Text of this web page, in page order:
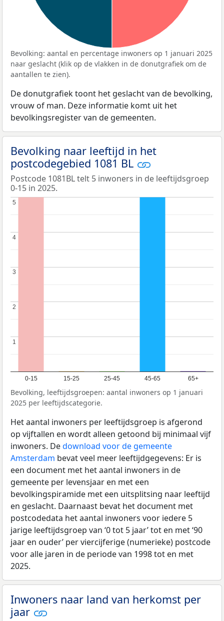
Bevolking: aantal en percentage inwoners op 1 januari 2025
naar geslacht (klik op de vlakken in de donutgrafiek om de
aantallen te zien).
De donutgrafiek toont het geslacht van de bevolking,
vrouw of man. Deze informatie komt uit het
bevolkingsregister van de gemeenten.
Bevolking naar leeftijd in het
postcodegebied 1081 BL
Postcode 1081BL telt 5 inwoners in de leeftijdsgroep
0-15 in 2025.
0-15 15-25 25-45 45-65 65+
1
1
2
2
3
3
4
4
5
5
Bevolking, leeftijdsgroepen: aantal inwoners op 1 januari
2025 per leeftijdscategorie.
Het aantal inwoners per leeftijdsgroep is afgerond
op vijftallen en wordt alleen getoond bij minimaal vijf
inwoners. Dedownload voor de gemeente
Amsterdam bevat veel meer leeftijdgegevens: Er is
een document met het aantal inwoners in de
gemeente per levensjaar en met een
bevolkingspiramide met een uitsplitsing naar leeftijd
en geslacht. Daarnaast bevat het document met
postcodedata het aantal inwoners voor iedere 5
jarige leeftijdsgroep van ‘0 tot 5 jaar’ tot en met ‘90
jaar en ouder’ per viercijferige (numerieke) postcode
voor alle jaren in de periode van 1998 tot en met
2025.
Inwoners naar land van herkomst per
jaar